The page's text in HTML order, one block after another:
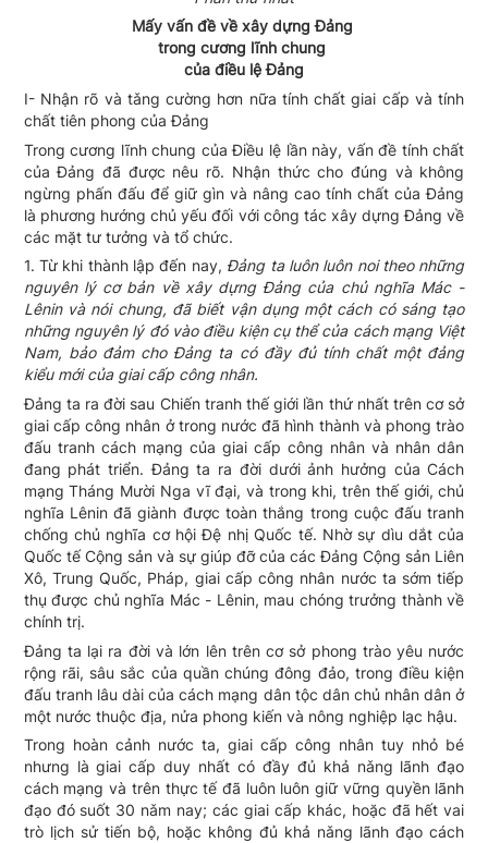
Mấy vấn đề về xây dựng Đảng
trong cương lĩnh chung
của điều lệ Đảng
I- Nhận rõ và tǎng cường hơn nữa tính chất giai cấp và tính
chất tiên phong của Đảng
Trong cương lĩnh chung của Điều lệ lần này, vấn đề tính chất
của Đảng đã được nêu rõ. Nhận thức cho đúng và không
ngừng phấn đấu để giữ gìn và nâng cao tính chất của Đảng
là phương hướng chủ yếu đối với công tác xây dựng Đảng về
các mặt tư tưởng và tổ chức.
1. Từ khi thành lập đến nay, Đảng ta luôn luôn noi theo những
nguyên lý cơ bản về xây dựng Đảng của chủ nghĩa Mác -
Lênin và nói chung, đã biết vận dụng một cách có sáng tạo
những nguyên lý đó vào điều kiện cụ thể của cách mạng Việt
Nam, bảo đảm cho Đảng ta có đầy đủ tính chất một đảng
kiểu mới của giai cấp công nhân.
Đảng ta ra đời sau Chiến tranh thế giới lần thứ nhất trên cơ sở
giai cấp công nhân ở trong nước đã hình thành và phong trào
đấu tranh cách mạng của giai cấp công nhân và nhân dân
đang phát triển. Đảng ta ra đời dưới ảnh hưởng của Cách
mạng Tháng Mười Nga vĩ đại, và trong khi, trên thế giới, chủ
nghĩa Lênin đã giành được toàn thắng trong cuộc đấu tranh
chống chủ nghĩa cơ hội Đệ nhị Quốc tế. Nhờ sự dìu dắt của
Quốc tế Cộng sản và sự giúp đỡ của các Đảng Cộng sản Liên
Xô, Trung Quốc, Pháp, giai cấp công nhân nước ta sớm tiếp
thụ được chủ nghĩa Mác - Lênin, mau chóng trưởng thành về
chính trị.
Đảng ta lại ra đời và lớn lên trên cơ sở phong trào yêu nước
rộng rãi, sâu sắc của quần chúng đông đảo, trong điều kiện
đấu tranh lâu dài của cách mạng dân tộc dân chủ nhân dân ở
một nước thuộc địa, nửa phong kiến và nông nghiệp lạc hậu.
Trong hoàn cảnh nước ta, giai cấp công nhân tuy nhỏ bé
nhưng là giai cấp duy nhất có đầy đủ khả nǎng lãnh đạo
cách mạng và trên thực tế đã luôn luôn giữ vững quyền lãnh
đạo đó suốt 30 nǎm nay; các giai cấp khác, hoặc đã hết vai
trò lịch sử tiến bộ, hoặc không đủ khả nǎng lãnh đạo cách